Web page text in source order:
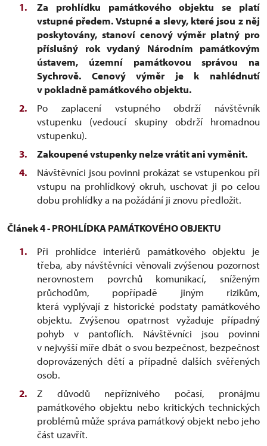
Za prohlídku památkového objektu se platí
vstupné předem. Vstupné a slevy, které jsou z něj
poskytovány, stanoví cenový výměr platný pro
příslušný rok vydaný Národním památkovým
ústavem, územní památkovou správou na
Sychrově. Cenový výměr je k nahlédnutí
v pokladně památkového objektu.
Po zaplacení vstupného obdrží návštěvník
vstupenku (vedoucí skupiny obdrží hromadnou
vstupenku).
Zakoupené vstupenky nelze vrátit ani vyměnit.
Návštěvníci jsou povinni prokázat se vstupenkou při
vstupu na prohlídkový okruh, uschovat ji po celou
dobu prohlídky a na požádání ji znovu předložit.
Článek 4 - PROHLÍDKA PAMÁTKOVÉHO OBJEKTU
Při prohlídce interiérů památkového objektu je
třeba, aby návštěvníci věnovali zvýšenou pozornost
nerovnostem povrchů komunikací, sníženým
průchodům, popřípadě jiným rizikům,
která vyplývají z historické podstaty památkového
objektu. Zvýšenou opatrnost vyžaduje případný
pohyb v pantoflích. Návštěvníci jsou povinni
v nejvyšší míře dbát o svou bezpečnost, bezpečnost
doprovázených dětí a případně dalších svěřených
osob.
Z důvodů nepříznivého počasí, pronájmu
památkového objektu nebo kritických technických
problémů může správa památkový objekt nebo jeho
část uzavřít.